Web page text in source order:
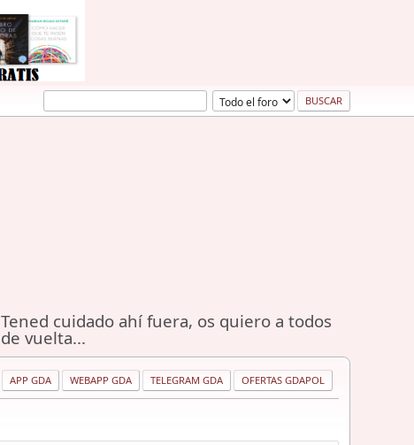
Tened cuidado ahí fuera, os quiero a todos
de vuelta...
APP GDA WEBAPP GDA TELEGRAM GDA OFERTAS GDAPOL